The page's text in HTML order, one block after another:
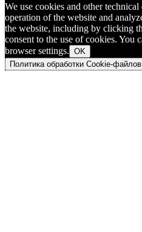
We use cookies and other
operation of the website and
the website, including by clicking
consent to the use of cookies. You
browser settings. OK
Политика обработки Cookie-